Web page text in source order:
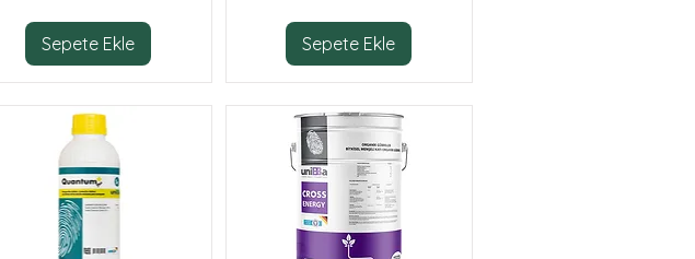
Sepete Ekle Sepete Ekle